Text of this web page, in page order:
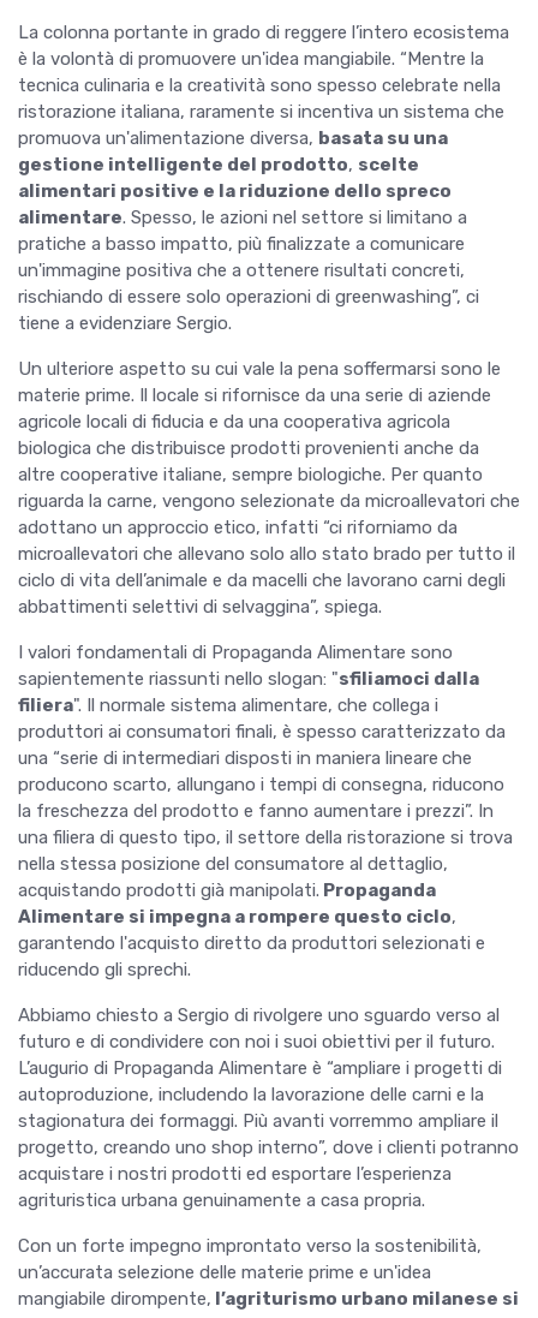
La colonna portante in grado di reggere l’intero ecosistema
è la volontà di promuovere un'idea mangiabile. “Mentre la
tecnica culinaria e la creatività sono spesso celebrate nella
ristorazione italiana, raramente si incentiva un sistema che
promuova un'alimentazione diversa, basata su una
gestione intelligente del prodotto, scelte
alimentari positive e la riduzione dello spreco
alimentare. Spesso, le azioni nel settore si limitano a
pratiche a basso impatto, più finalizzate a comunicare
un'immagine positiva che a ottenere risultati concreti,
rischiando di essere solo operazioni di greenwashing”, ci
tiene a evidenziare Sergio.
Un ulteriore aspetto su cui vale la pena soffermarsi sono le
materie prime. Il locale si rifornisce da una serie di aziende
agricole locali di fiducia e da una cooperativa agricola
biologica che distribuisce prodotti provenienti anche da
altre cooperative italiane, sempre biologiche. Per quanto
riguarda la carne, vengono selezionate da microallevatori che
adottano un approccio etico, infatti “ci riforniamo da
microallevatori che allevano solo allo stato brado per tutto il
ciclo di vita dell’animale e da macelli che lavorano carni degli
abbattimenti selettivi di selvaggina”, spiega.
I valori fondamentali di Propaganda Alimentare sono
sapientemente riassunti nello slogan: "sfiliamoci dalla
filiera". Il normale sistema alimentare, che collega i
produttori ai consumatori finali, è spesso caratterizzato da
una “serie di intermediari disposti in maniera lineare che
producono scarto, allungano i tempi di consegna, riducono
la freschezza del prodotto e fanno aumentare i prezzi”. In
una filiera di questo tipo, il settore della ristorazione si trova
nella stessa posizione del consumatore al dettaglio,
acquistando prodotti già manipolati. Propaganda
Alimentare si impegna a rompere questo ciclo,
garantendo l'acquisto diretto da produttori selezionati e
riducendo gli sprechi.
Abbiamo chiesto a Sergio di rivolgere uno sguardo verso al
futuro e di condividere con noi i suoi obiettivi per il futuro.
L’augurio di Propaganda Alimentare è “ampliare i progetti di
autoproduzione, includendo la lavorazione delle carni e la
stagionatura dei formaggi. Più avanti vorremmo ampliare il
progetto, creando uno shop interno”, dove i clienti potranno
acquistare i nostri prodotti ed esportare l’esperienza
agrituristica urbana genuinamente a casa propria.
Con un forte impegno improntato verso la sostenibilità,
un’accurata selezione delle materie prime e un'idea
mangiabile dirompente, l’agriturismo urbano milanese si